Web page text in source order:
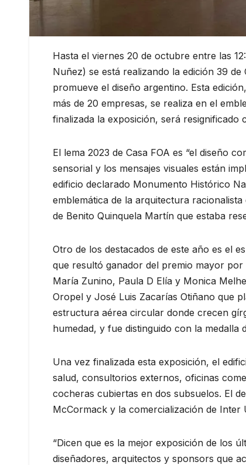
Hasta el viernes 20 de octubre entre las
Nuñez) se está realizando la edición 39
promueve el diseño argentino. Esta
más de 20 empresas, se realiza en el
finalizada la exposición, será
El lema 2023 de Casa FOA es “el diseño
sensorial y los mensajes visuales están
edificio declarado Monumento Histórico
emblemática de la arquitectura
de Benito Quinquela Martín que estaba
Otro de los destacados de este año es el
que resultó ganador del premio mayor
María Zunino, Paula D Elía y Monica
Oropel y José Luis Zacarías Otiñano que
estructura aérea circular donde crecen
humedad, y fue distinguido con la medalla
Una vez finalizada esta exposición, el
salud, consultorios externos, oficinas
cocheras cubiertas en dos subsuelos. El
McCormack y la comercialización de Inter
“Dicen que es la mejor exposición de los
diseñadores, arquitectos y sponsors que